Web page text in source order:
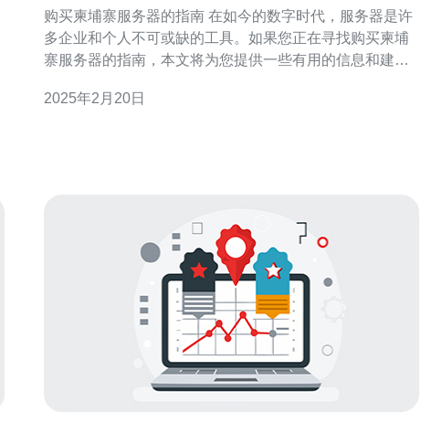
购买柬埔寨服务器的指南 在如今的数字时代，服务器是许
多企业和个人不可或缺的工具。如果您正在寻找购买柬埔
寨服务器的指南，本文将为您提供一些有用的信息和建
算。共享服务器是一种经济实惠的选择，多个用户共享同
2025年2月20日